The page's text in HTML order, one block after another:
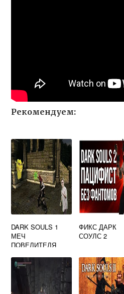
Рекомендуем:
DARK SOULS 1
МЕЧ
ПОВЕЛИТЕЛЯ
ФИКС ДАРК
СОУЛС 2